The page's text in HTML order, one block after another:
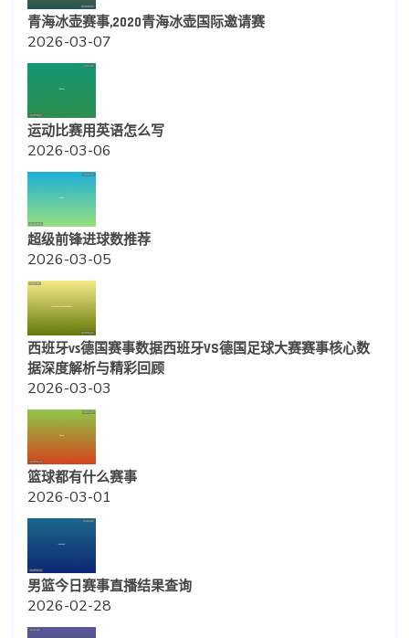
青海冰壶赛事,2020青海冰壶国际邀请赛
2026-03-07
运动比赛用英语怎么写
2026-03-06
超级前锋进球数推荐
2026-03-05
西班牙vs德国赛事数据西班牙VS德国足球大赛赛事核心数
据深度解析与精彩回顾
2026-03-03
篮球都有什么赛事
2026-03-01
男篮今日赛事直播结果查询
2026-02-28